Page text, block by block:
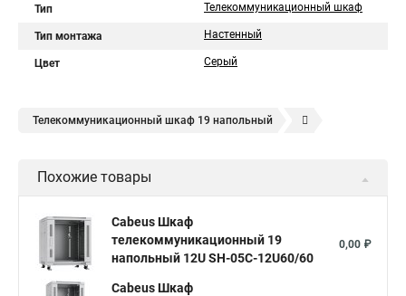
Тип Телекоммуникационный шкаф
Тип монтажа Настенный
Цвет Серый
Телекоммуникационный шкаф 19 напольный
Шкаф настенный 19
Похожие товары
Cabeus Шкаф
телекоммуникационный 19
напольный 12U SH-05C-12U60/60
0,00 ₽
Cabeus Шкаф